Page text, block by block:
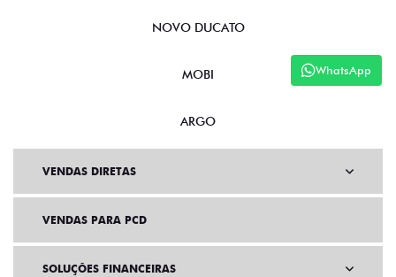
WhatsApp
NOVO DUCATO
MOBI
ARGO
VENDAS DIRETAS
VENDAS PARA PCD
SOLUÇÕES FINANCEIRAS